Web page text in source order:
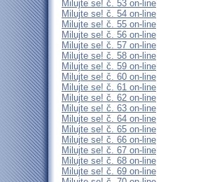
Milujte se! č. 53 on-line
Milujte se! č. 54 on-line
Milujte se! č. 55 on-line
Milujte se! č. 56 on-line
Milujte se! č. 57 on-line
Milujte se! č. 58 on-line
Milujte se! č. 59 on-line
Milujte se! č. 60 on-line
Milujte se! č. 61 on-line
Milujte se! č. 62 on-line
Milujte se! č. 63 on-line
Milujte se! č. 64 on-line
Milujte se! č. 65 on-line
Milujte se! č. 66 on-line
Milujte se! č. 67 on-line
Milujte se! č. 68 on-line
Milujte se! č. 69 on-line